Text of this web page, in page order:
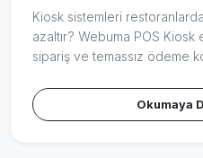
Kiosk sistemleri restoranlarda
azaltır? Webuma POS
sipariş ve temassız ödeme
Okumaya